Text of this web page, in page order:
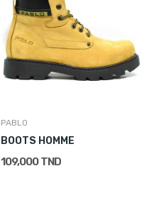
PABLO
BOOTS HOMME
109,000 TND